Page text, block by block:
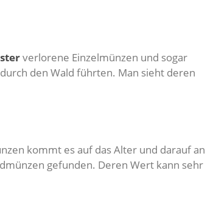
verlorene Einzelmünzen und sogar
den Wald führten. Man sieht deren
kommt es auf das Alter und darauf an
gefunden. Deren Wert kann sehr